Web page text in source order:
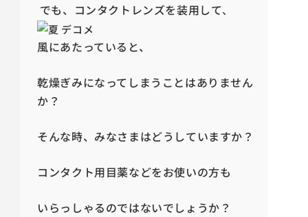
でも、コンタクトレンズを装用して、
風にあたっていると、
乾燥ぎみになってしまうことはありません
か？
そんな時、みなさまはどうしていますか？
コンタクト用目薬などをお使いの方も
いらっしゃるのではないでしょうか？